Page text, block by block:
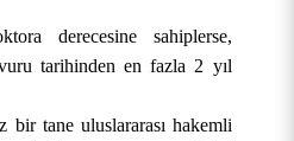
derecesine sahiplerse,
tarihinden en fazla 2 yıl
bir tane uluslararası hakemli